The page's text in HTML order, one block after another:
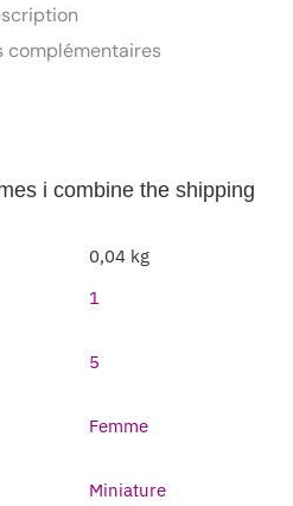
complémentaires
i combine the shipping
0,04 kg
1
5
Femme
Miniature